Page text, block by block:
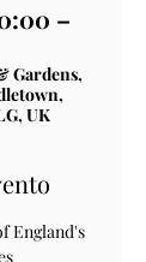
–
Gardens,
UK
England's